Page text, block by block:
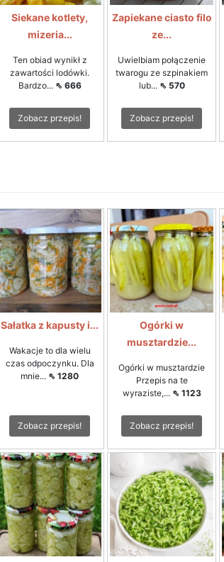
Siekane kotlety,
mizeria...
Ten obiad wynikł z
zawartości lodówki.
Bardzo... ⇖ 666
Zobacz przepis!
Zapiekane ciasto filo
ze...
Uwielbiam połączenie
twarogu ze szpinakiem
lub... ⇖ 570
Zobacz przepis!
Sałatka z kapusty i...
Wakacje to dla wielu
czas odpoczynku. Dla
mnie... ⇖ 1280
Zobacz przepis!
Ogórki w
musztardzie...
Ogórki w musztardzie
Przepis na te
wyraziste,... ⇖ 1123
Zobacz przepis!